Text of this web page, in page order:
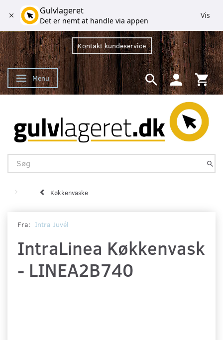
Kontakt kundeservice
Skifte navigation
Menu
Køkkenvaske
Fra: Intra Juvél
IntraLinea Køkkenvask
- LINEA2B740
Gulvlageret
Det er nemt at handle via appen
Vis